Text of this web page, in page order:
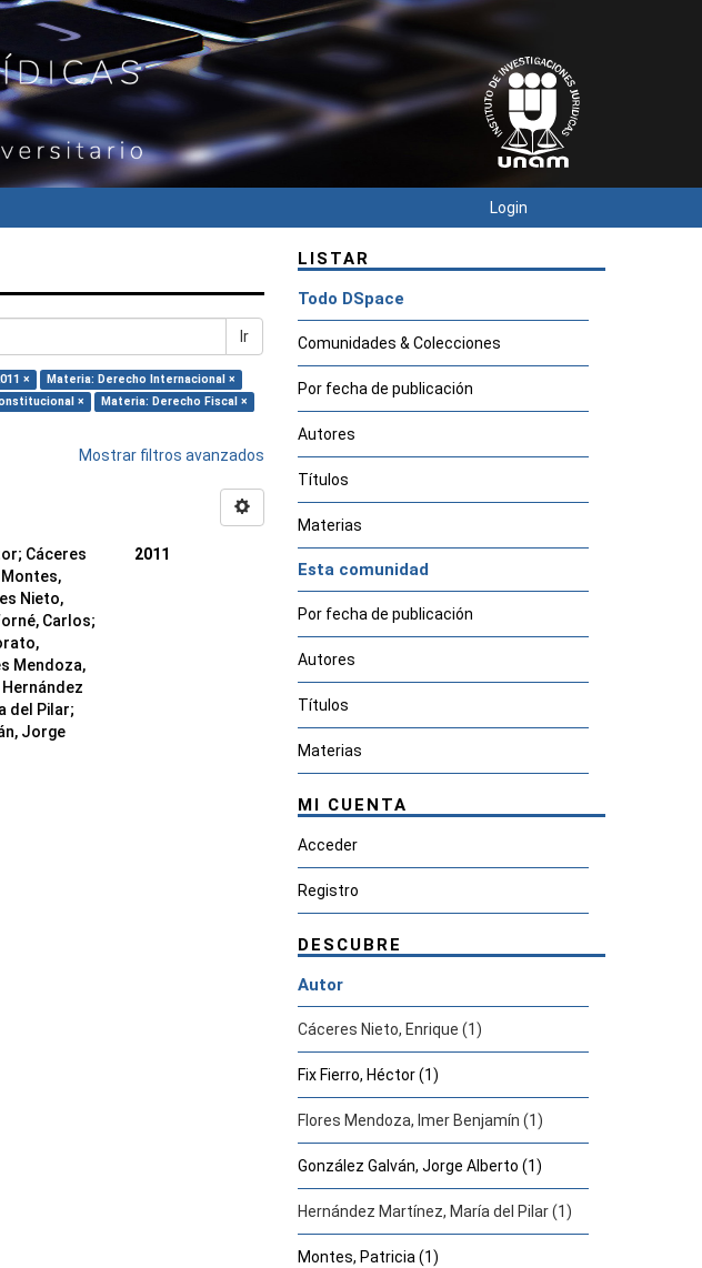
Login
Ir
×
Materia: Derecho Internacional ×
×
Materia: Derecho Fiscal ×
Mostrar filtros avanzados
; Cáceres
Montes,
Nieto,
Carlos;
Mendoza,
Hernández
del Pilar;
Jorge
2011
LISTAR
Todo DSpace
Comunidades & Colecciones
Por fecha de publicación
Autores
Títulos
Materias
Esta comunidad
Por fecha de publicación
Autores
Títulos
Materias
MI CUENTA
Acceder
Registro
DESCUBRE
Autor
Cáceres Nieto, Enrique (1)
Fix Fierro, Héctor (1)
Flores Mendoza, Imer Benjamín (1)
González Galván, Jorge Alberto (1)
Hernández Martínez, María del Pilar (1)
Montes, Patricia (1)